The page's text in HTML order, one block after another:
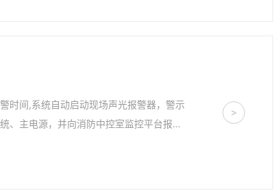
时间,系统自动启动现场声光报警器，警示
、主电源，并向消防中控室监控平台报
>